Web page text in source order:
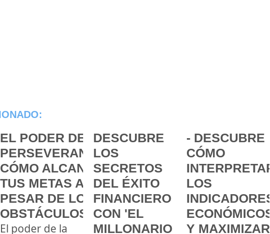
EL PODER DE LA
PERSEVERANCIA:
CÓMO ALCANZAR
TUS METAS A
PESAR DE LOS
OBSTÁCULOS
El poder de la
DESCUBRE
LOS
SECRETOS
DEL ÉXITO
FINANCIERO
CON 'EL
MILLONARIO
- DESCUBRE
CÓMO
INTERPRETAR
LOS
INDICADORES
ECONÓMICOS
Y MAXIMIZAR